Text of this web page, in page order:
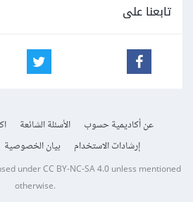
تابعنا على
عن أكاديمية حسوب الأسئلة الشائعة
إرشادات الاستخدام
بيان الخصوصية
underCC BY-NC-SA 4.0unless mentioned
otherwise.